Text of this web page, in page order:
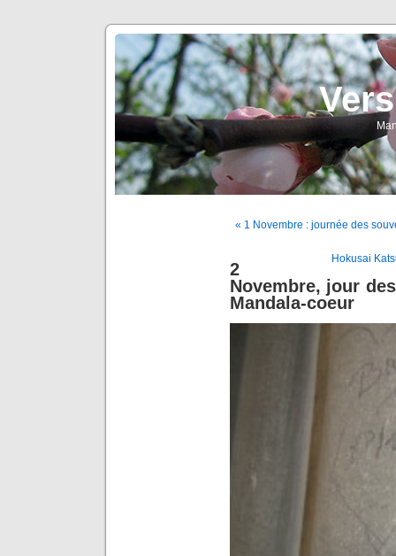
« 1 Novembre : journée des
Hokusai
2
Novembre, jour
Mandala-coeur